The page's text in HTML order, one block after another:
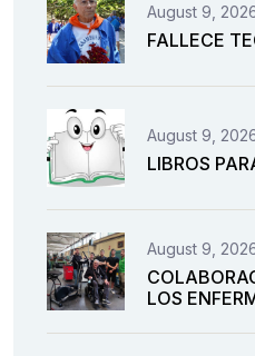
August 9,
FALLECE
August 9,
LIBROS
August 9,
LOS